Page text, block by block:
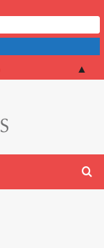
▲